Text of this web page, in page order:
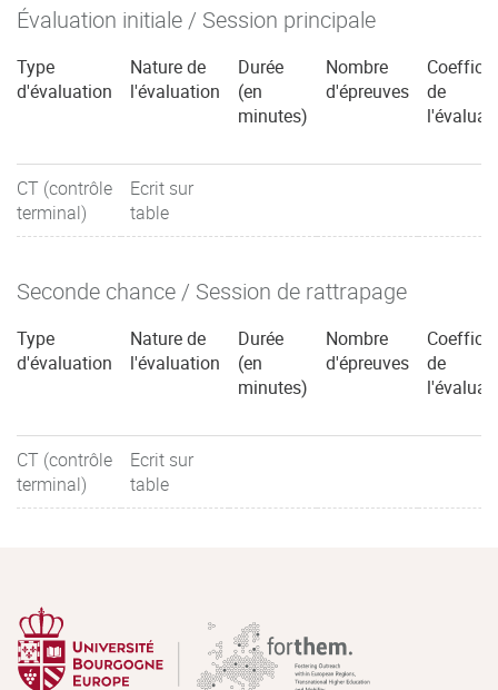
Évaluation initiale / Session principale
Type
d'évaluation
Nature de
l'évaluation
Durée
(en
minutes)
Nombre
d'épreuves
de
CT (contrôle
terminal)
Ecrit sur
table
Seconde chance / Session de rattrapage
Type
d'évaluation
Nature de
l'évaluation
Durée
(en
minutes)
Nombre
d'épreuves
de
CT (contrôle
terminal)
Ecrit sur
table